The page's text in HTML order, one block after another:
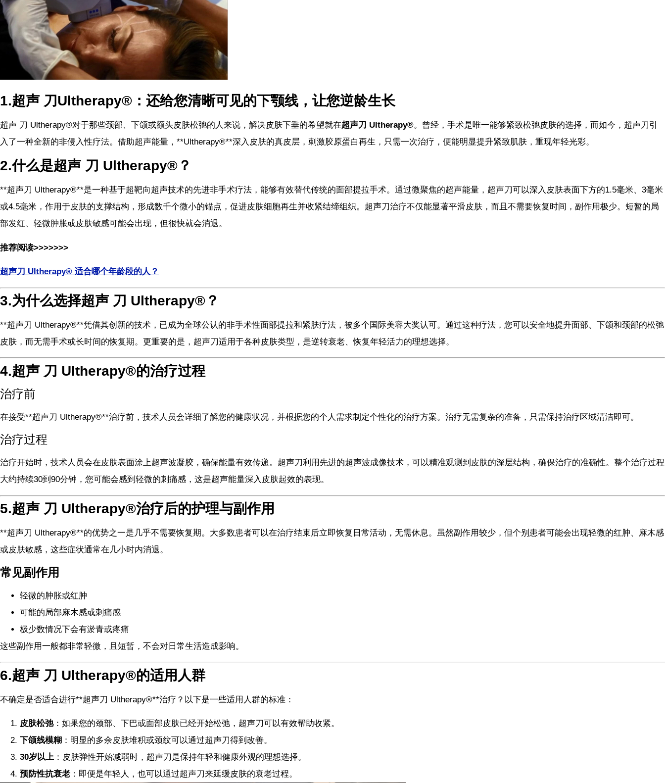
1.超声 刀Ultherapy®：还给您清晰可见的下颚线，让您逆龄生长
超声 刀 Ultherapy®对于那些颈部、下颌或额头皮肤松弛的人来说，解决皮肤下垂的希望就在超声刀 Ultherapy®。曾经，手术是唯一能够紧致松弛皮肤的选择，而如今，超声刀引
入了一种全新的非侵入性疗法。借助超声能量，**Ultherapy®**深入皮肤的真皮层，刺激胶原蛋白再生，只需一次治疗，便能明显提升紧致肌肤，重现年轻光彩。
2.什么是超声 刀 Ultherapy®？
**超声刀 Ultherapy®**是一种基于超靶向超声技术的先进非手术疗法，能够有效替代传统的面部提拉手术。通过微聚焦的超声能量，超声刀可以深入皮肤表面下方的1.5毫米、3毫米
或4.5毫米，作用于皮肤的支撑结构，形成数千个微小的锚点，促进皮肤细胞再生并收紧结缔组织。超声刀治疗不仅能显著平滑皮肤，而且不需要恢复时间，副作用极少。短暂的局
部发红、轻微肿胀或皮肤敏感可能会出现，但很快就会消退。
推荐阅读>>>>>>>
超声刀 Ultherapy® 适合哪个年龄段的人？
3.为什么选择超声 刀 Ultherapy®？
**超声刀 Ultherapy®**凭借其创新的技术，已成为全球公认的非手术性面部提拉和紧肤疗法，被多个国际美容大奖认可。通过这种疗法，您可以安全地提升面部、下颌和颈部的松弛
皮肤，而无需手术或长时间的恢复期。更重要的是，超声刀适用于各种皮肤类型，是逆转衰老、恢复年轻活力的理想选择。
4.超声 刀 Ultherapy®的治疗过程
治疗前
在接受**超声刀 Ultherapy®**治疗前，技术人员会详细了解您的健康状况，并根据您的个人需求制定个性化的治疗方案。治疗无需复杂的准备，只需保持治疗区域清洁即可。
治疗过程
治疗开始时，技术人员会在皮肤表面涂上超声波凝胶，确保能量有效传递。超声刀利用先进的超声波成像技术，可以精准观测到皮肤的深层结构，确保治疗的准确性。整个治疗过程
大约持续30到90分钟，您可能会感到轻微的刺痛感，这是超声能量深入皮肤起效的表现。
5.超声 刀 Ultherapy®治疗后的护理与副作用
**超声刀 Ultherapy®**的优势之一是几乎不需要恢复期。大多数患者可以在治疗结束后立即恢复日常活动，无需休息。虽然副作用较少，但个别患者可能会出现轻微的红肿、麻木感
或皮肤敏感，这些症状通常在几小时内消退。
常见副作用
轻微的肿胀或红肿
可能的局部麻木感或刺痛感
极少数情况下会有淤青或疼痛
这些副作用一般都非常轻微，且短暂，不会对日常生活造成影响。
6.超声 刀 Ultherapy®的适用人群
不确定是否适合进行**超声刀 Ultherapy®**治疗？以下是一些适用人群的标准：
皮肤松弛：如果您的颈部、下巴或面部皮肤已经开始松弛，超声刀可以有效帮助收紧。
下颌线模糊 ：明显的多余皮肤堆积或颈纹可以通过超声刀得到改善。
30岁以上 ：皮肤弹性开始减弱时，超声刀是保持年轻和健康外观的理想选择。
预防性抗衰老 ：即便是年轻人，也可以通过超声刀来延缓皮肤的衰老过程。